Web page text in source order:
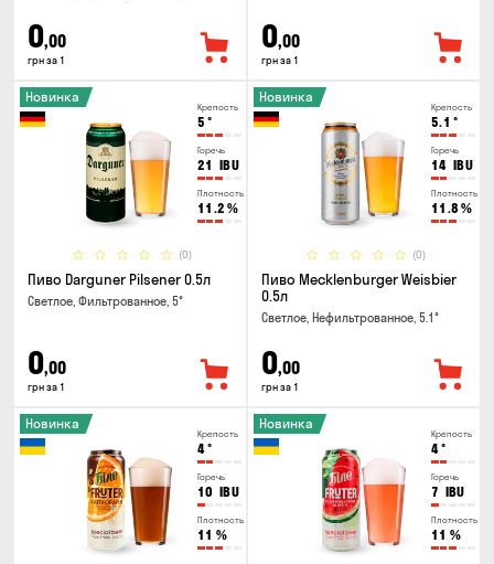
0,00
грн за 1
0,00
грн за 1
Крепость
5 °
Горечь
21 IBU
Плотность
11.2 %
(0)
Новинка
Пиво Darguner Pilsener 0.5л
Светлое, Фильтрованное, 5°
0,00
грн за 1
Крепость
5.1 °
Горечь
14 IBU
Плотность
11.8 %
(0)
Новинка
Пиво Mecklenburger Weisbier
0.5л
Светлое, Нефильтрованное, 5.1°
0,00
грн за 1
Крепость
4°
Горечь
10 IBU
Плотность
11 %
Новинка
Крепость
4°
Горечь
7 IBU
Плотность
11 %
Новинка